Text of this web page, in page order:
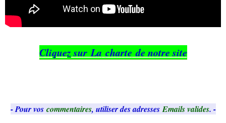
Cliquez sur La charte de notre site
- Pour vos commentaires, utiliser des adresses Emails valides. -